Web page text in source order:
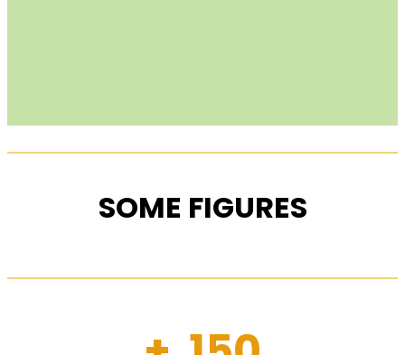
SOME FIGURES